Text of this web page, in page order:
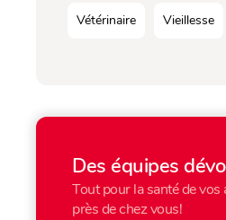
Vétérinaire Vieillesse
Des équipes
Tout pour la santé de
près de chez vous!